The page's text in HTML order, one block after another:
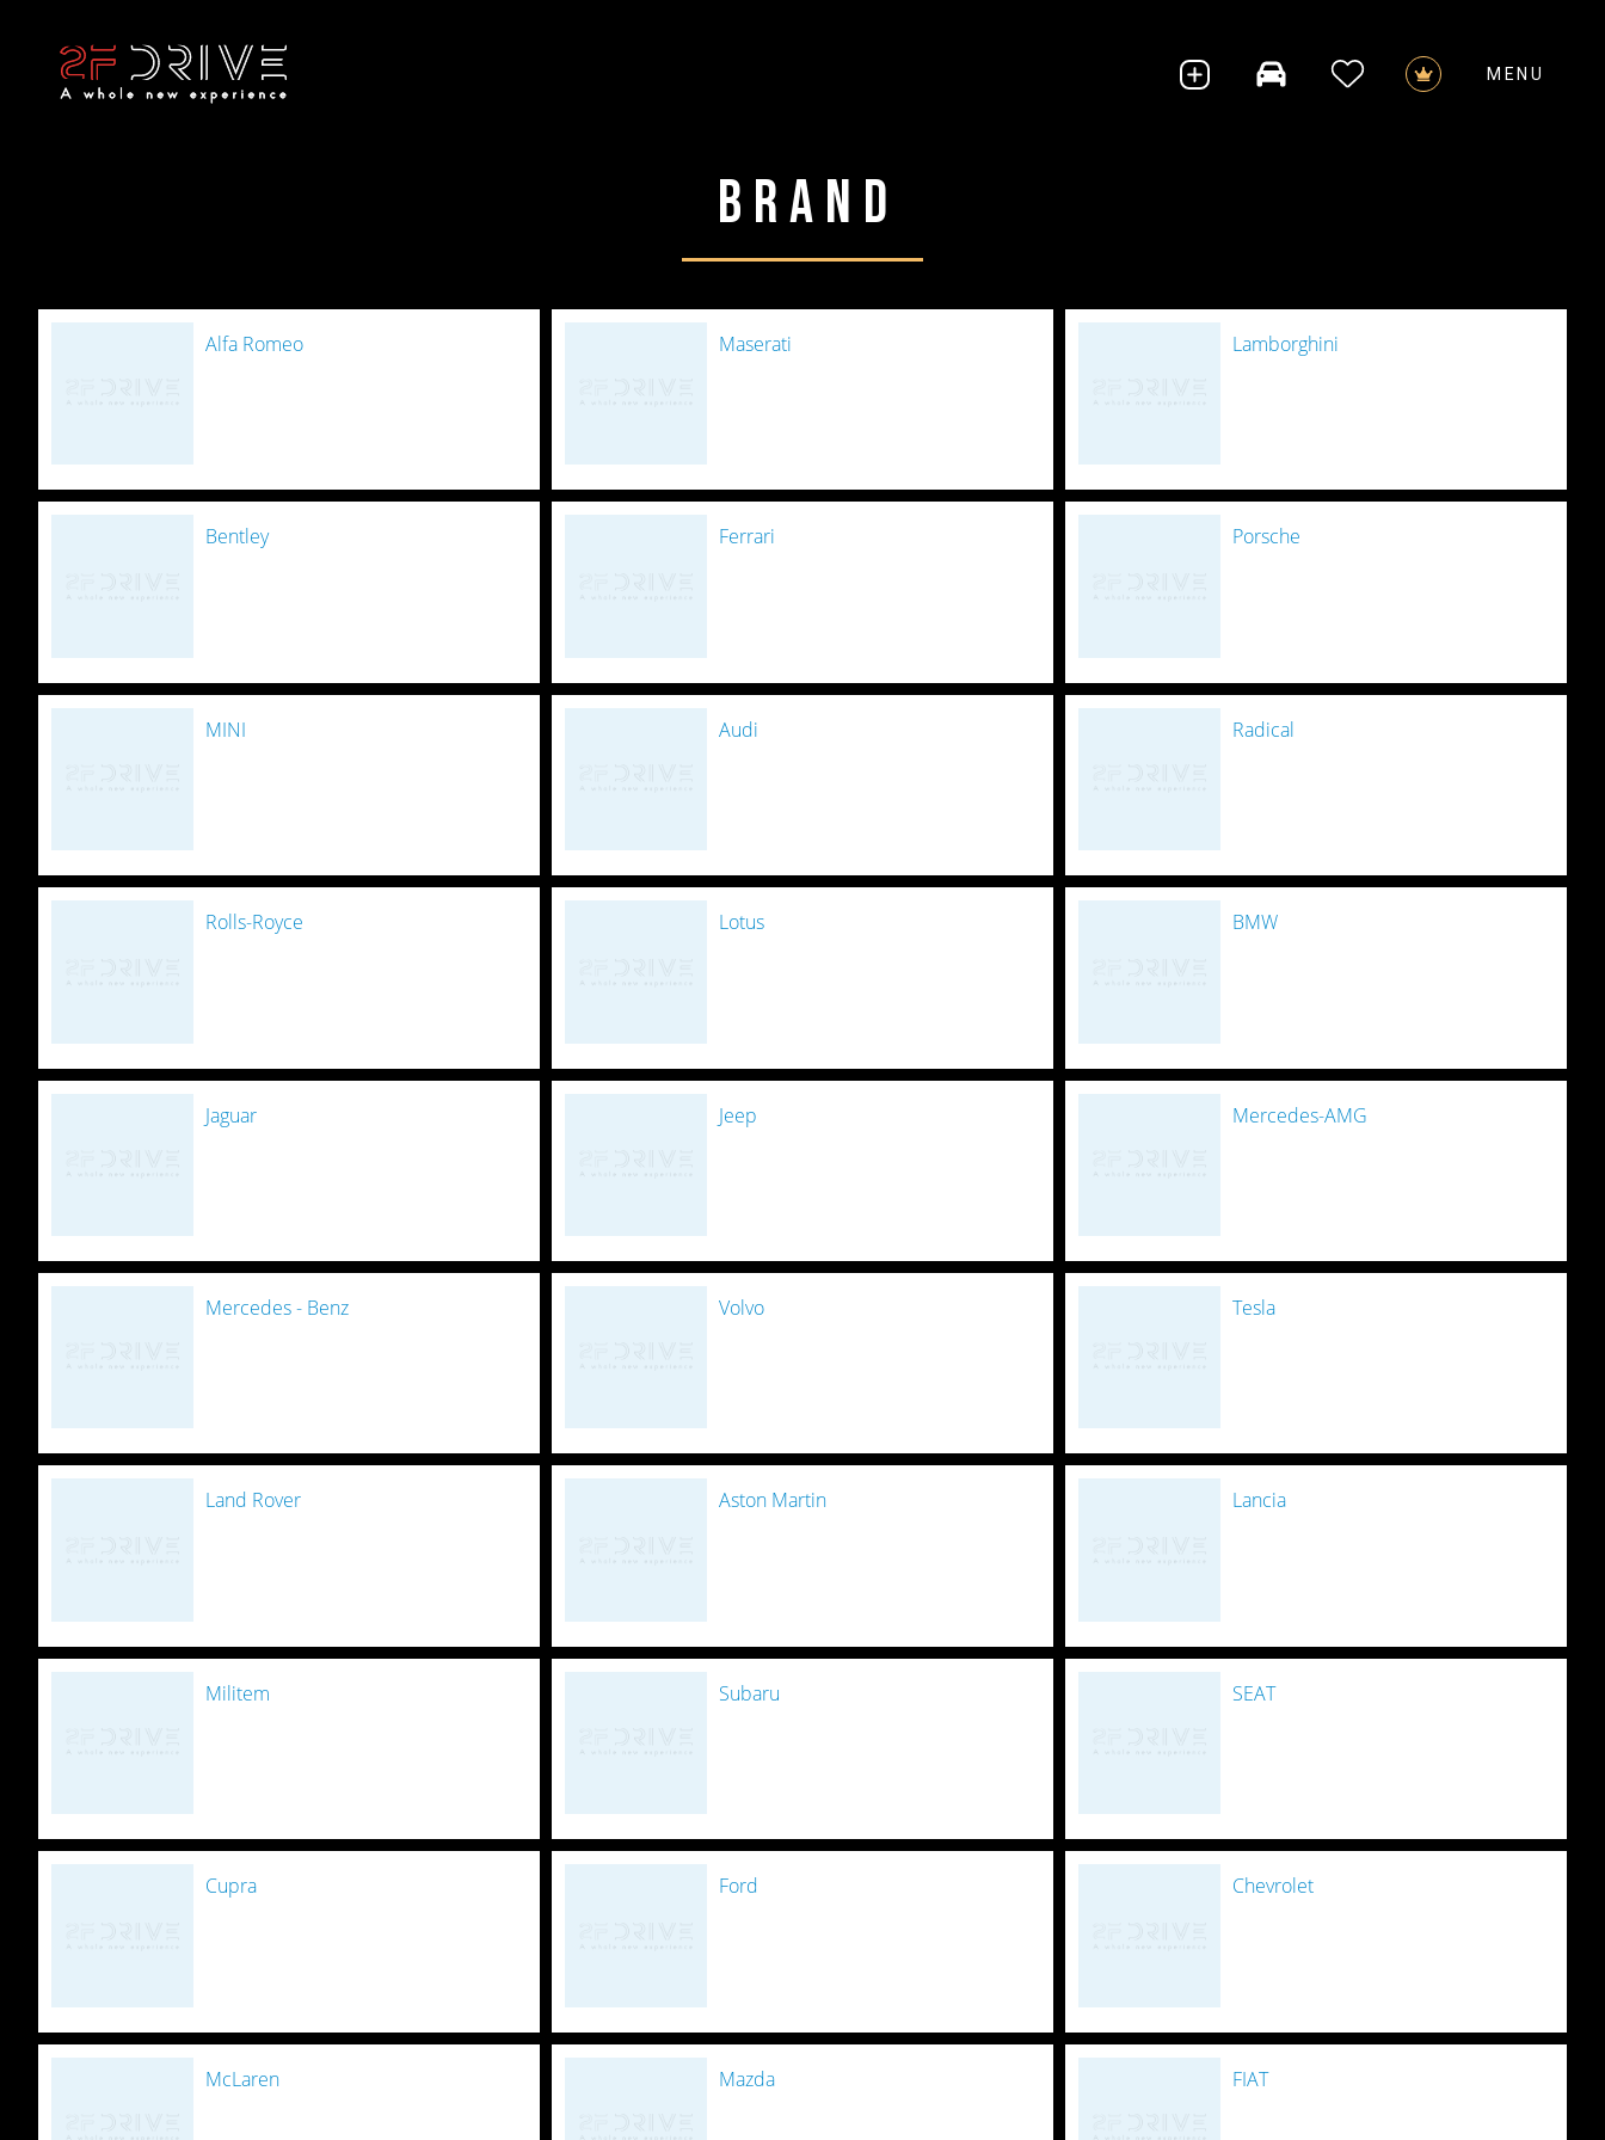
MENU
Brand
Alfa Romeo Maserati Lamborghini
Bentley Ferrari Porsche
MINI Audi Radical
Rolls-Royce Lotus BMW
Jaguar Jeep Mercedes-AMG
Mercedes - Benz Volvo Tesla
Land Rover Aston Martin Lancia
Militem Subaru SEAT
Cupra Ford Chevrolet
McLaren Mazda FIAT